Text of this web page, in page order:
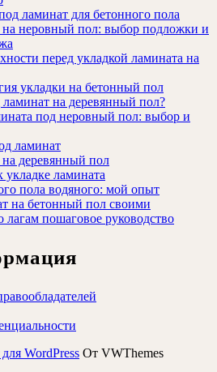
ламинат для бетонного пола
на неровный пол: выбор подложки и
перед укладкой ламината на
укладки на бетонный пол
на деревянный пол?
под неровный пол: выбор и
ламинат
деревянный пол
укладке ламината
пола водяного: мой опыт
на бетонный пол своими
пошаговое руководство
WordPress От VWThemes